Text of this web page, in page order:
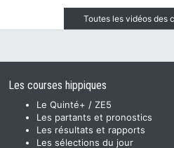
Toutes les vidéos des
Les courses hippiques
Le Quinté+ / ZE5
Les partants et pronostics
Les résultats et rapports
Les sélections du jour